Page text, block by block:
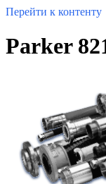
Перейти к контенту
Parker